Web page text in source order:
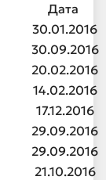
Дата
30.01.2016
30.09.2016
20.02.2016
14.02.2016
17.12.2016
29.09.2016
29.09.2016
21.10.2016